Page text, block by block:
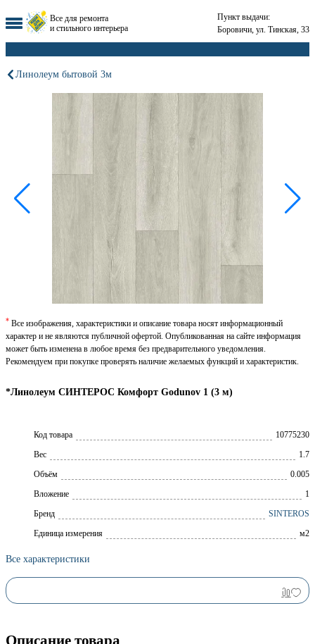
Все для ремонта
и стильного интерьера
Пункт выдачи:
Боровичи, ул. Тинская, 33
Линолеум бытовой 3м
*Линолеум СИНТЕРОС Комфорт Godunov 1 (3 м)
Код товара
10775230
Вес
1.7
Объём
0.005
Вложение
1
Брeнд
SINTEROS
Единица измерения
м2
Все характеристики
* Все изображения, характеристики и описание товара носят информационный
характер и не являются публичной офертой. Опубликованная на сайте информация
может быть изменена в любое время без предварительного уведомления.
Рекомендуем при покупке проверять наличие желаемых функций и характеристик.
Описание товара